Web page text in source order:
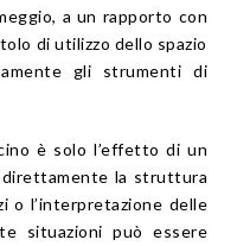
a un rapporto con
di utilizzo dello spazio
gli strumenti di
è solo l’effetto di un
direttamente la struttura
o l’interpretazione delle
situazioni può essere